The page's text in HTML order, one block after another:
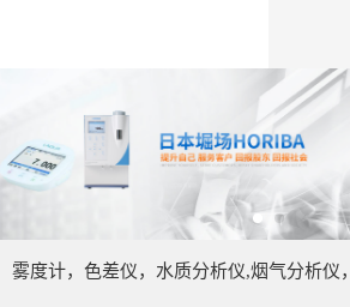
雾度计，色差仪，水质分析仪,烟气分析仪，